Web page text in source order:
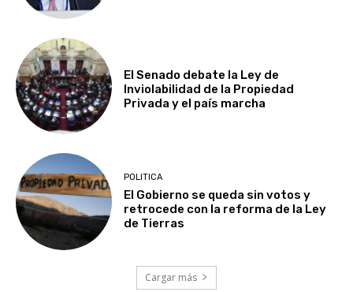
El Senado debate la Ley de
Inviolabilidad de la Propiedad
Privada y el país marcha
POLITICA
El Gobierno se queda sin votos y
retrocede con la reforma de la Ley
de Tierras
Cargar más